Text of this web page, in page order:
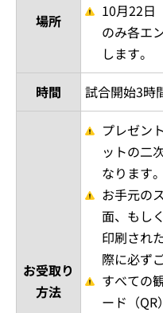
場所
10月22日
のみ各エ
します。
時間
試合開始3時
お受取り
方法
プレゼン
ットの二
なります。
お手元の
面、もし
印刷され
際に必ず
すべての
ード（QR